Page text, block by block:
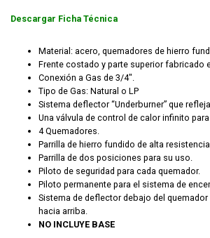
Descargar Ficha Técnica
Material: acero, quemadores de hierro
Frente costado y parte superior fabricado
Conexión a Gas de 3/4″.
Tipo de Gas: Natural o LP
Sistema deflector “Underburner” que
Una válvula de control de calor infinito
4 Quemadores.
Parrilla de hierro fundido de alta resistencia.
Parrilla de dos posiciones para su uso.
Piloto de seguridad para cada quemador.
Piloto permanente para el sistema de
Sistema de deflector debajo del quemador
hacia arriba.
NO INCLUYE BASE